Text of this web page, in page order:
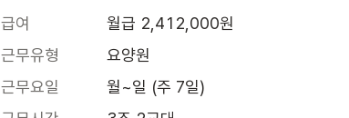
급여
월급 2,412,000원
근무유형
요양원
근무요일
월~일 (주 7일)